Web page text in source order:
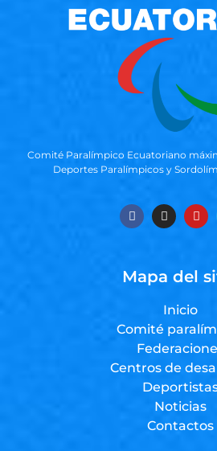
Comité Paralímpico Ecuatoriano
Deportes Paralímpicos y
Mapa del
Inicio
Comité
Centros de
Noticias
Contactos